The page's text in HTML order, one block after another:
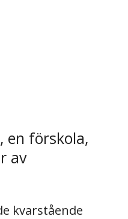
en förskola,
av
kvarstående